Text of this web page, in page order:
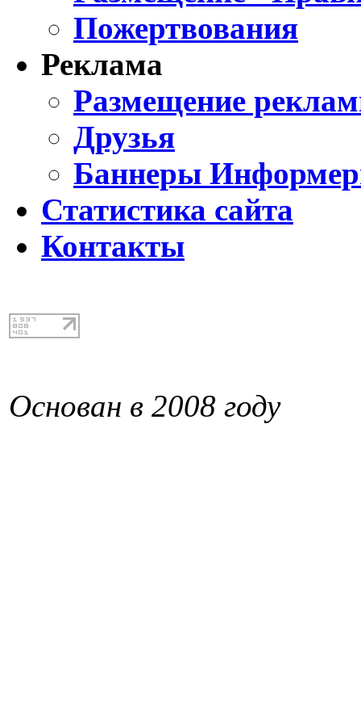
Пожертвования
Реклама
Размещение
Друзья
Баннеры
Статистика сайта
Контакты
Основан в 2008 году